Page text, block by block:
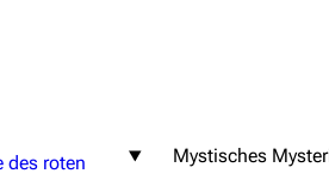
Till Lindemann
Mystisches
des roten